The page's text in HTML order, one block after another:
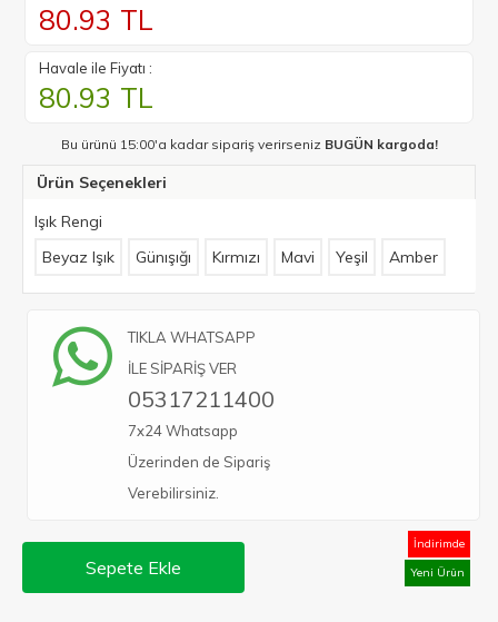
80.93 TL
Havale ile Fiyatı :
80.93 TL
Bu ürünü 15:00'a kadar sipariş verirseniz BUGÜN kargoda!
Ürün Seçenekleri
Işık Rengi
Beyaz Işık
Günışığı Kırmızı Mavi Yeşil Amber
TIKLA WHATSAPP
İLE SİPARİŞ VER
05317211400
7x24 Whatsapp
Üzerinden de Sipariş
Verebilirsiniz.
Sepete Ekle
İndirimde
Yeni Ürün